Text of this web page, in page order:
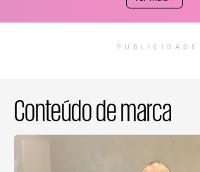
PUBLICIDADE
Conteúdo de marca